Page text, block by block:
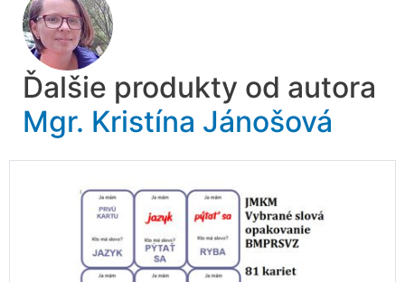
Ďalšie produkty od autora
Mgr. Kristína Jánošová